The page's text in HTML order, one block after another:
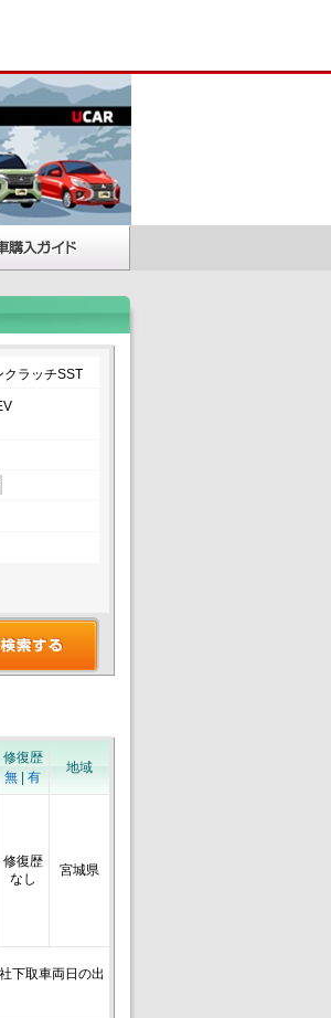
クラッチSST
修復歴
無
有
地域
修復歴
なし
宮城県
下取車両日の出